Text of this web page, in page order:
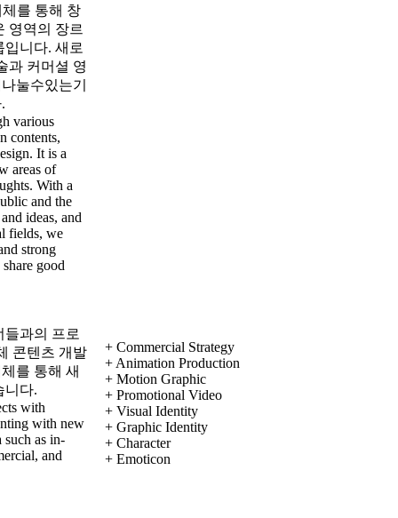
를 통해 창
영역의 장르
입니다. 새로
과 커머셜 영
눌수있는기
various
contents,
It is a
areas of
With a
and the
ideas, and
fields, we
strong
good
들과의 프로
콘텐츠 개발
를 통해 새
니다.
with
with new
such as in-
and
+ Commercial Strategy
+ Animation Production
+ Motion Graphic
+ Promotional Video
+ Visual Identity
+ Graphic Identity
+ Character
+ Emoticon